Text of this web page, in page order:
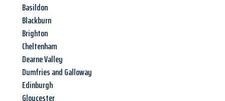
Basildon
Blackburn
Brighton
Cheltenham
Dearne Valley
Dumfries and Galloway
Edinburgh
Gloucester